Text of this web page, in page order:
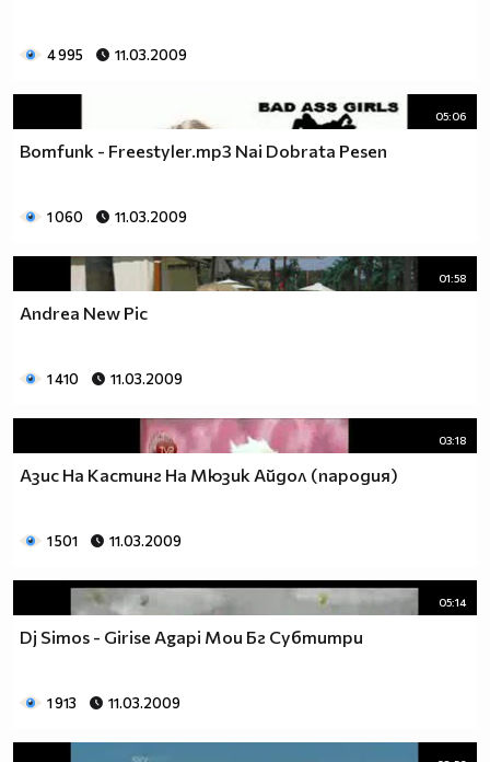
4 995 11.03.2009
05:06
Bomfunk - Freestyler.mp3 Nai Dobrata Pesen
1 060 11.03.2009
01:58
Andrea New Pic
1 410 11.03.2009
03:18
Aзис На Кастинг На Мюзик Айдол (пародия)
1 501 11.03.2009
05:14
Dj Simos - Girise Agapi Mou Бг Субтитри
1 913 11.03.2009